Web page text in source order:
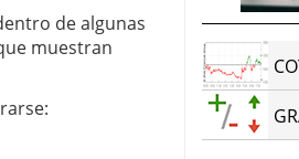
de algunas
muestran